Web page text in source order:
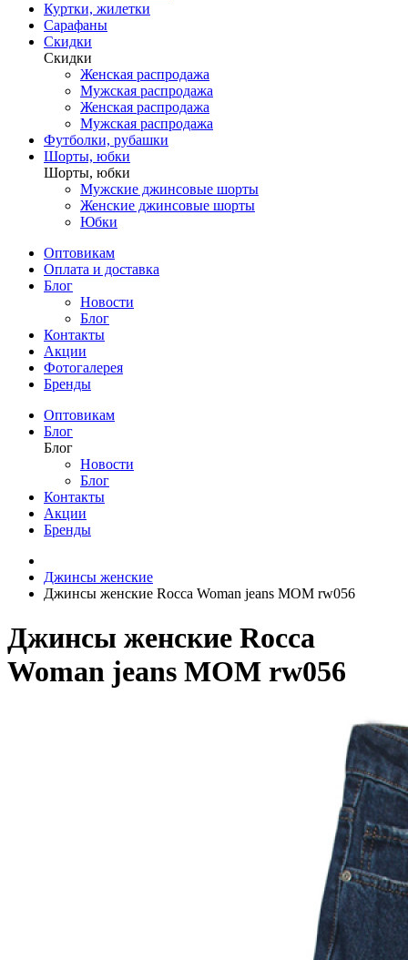
Куртки, жилетки
Сарафаны
Скидки
Скидки
Женская распродажа
Мужская распродажа
Женская распродажа
Мужская распродажа
Футболки, рубашки
Шорты, юбки
Шорты, юбки
Мужские джинсовые шорты
Женские джинсовые шорты
Юбки
Оптовикам
Оплата и доставка
Блог
Новости
Блог
Контакты
Акции
Фотогалерея
Бренды
Оптовикам
Блог
Блог
Новости
Блог
Контакты
Акции
Бренды
Джинсы женские
Джинсы женские Rocca Woman jeans МОМ rw056
Джинсы женские Rocca
Woman jeans МОМ rw056